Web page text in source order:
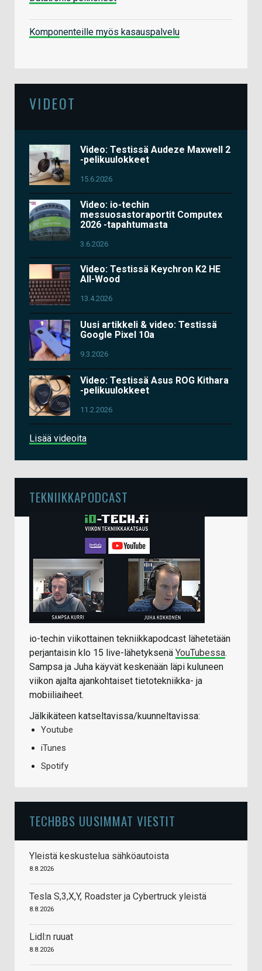
Komponenteille myös kasauspalvelu
VIDEOT
Video: Testissä Audeze Maxwell 2
-pelikuulokkeet
15.6.2026
Video: io-techin
messuosastoraportit Computex
2026 -tapahtumasta
3.6.2026
Video: Testissä Keychron K2 HE
All-Wood
13.4.2026
Uusi artikkeli & video: Testissä
Google Pixel 10a
9.3.2026
Video: Testissä Asus ROG Kithara
-pelikuulokkeet
11.2.2026
Lisää videoita
TEKNIIKKAPODCAST
io-techin viikottainen tekniikkapodcast lähetetään
perjantaisin klo 15 live-lähetyksenä YouTubessa.
Sampsa ja Juha käyvät keskenään läpi kuluneen
viikon ajalta ajankohtaiset tietotekniikka- ja
mobiiliaiheet.
Jälkikäteen katseltavissa/kuunneltavissa:
Youtube
iTunes
Spotify
TECHBBS UUSIMMAT VIESTIT
Yleistä keskustelua sähköautoista
8.8.2026
Tesla S,3,X,Y, Roadster ja Cybertruck yleistä
8.8.2026
Lidl:n ruuat
8.8.2026